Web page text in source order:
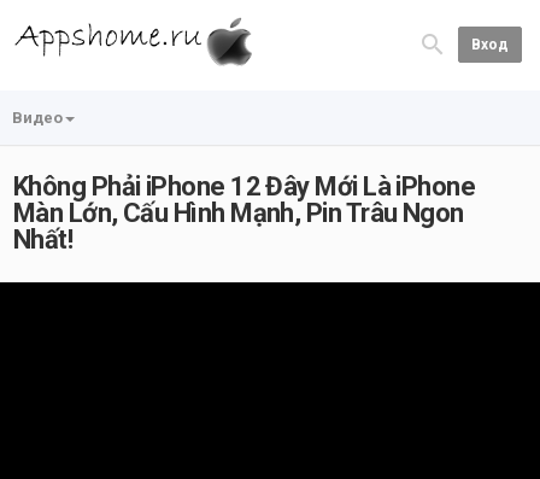
Вход
Видео
Không Phải iPhone 12 Đây Mới Là iPhone
Màn Lớn, Cấu Hình Mạnh, Pin Trâu Ngon
Nhất!